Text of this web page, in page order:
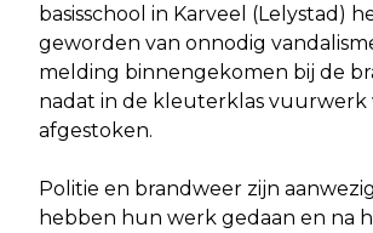
basisschool in Karveel (Lelystad)
geworden van onnodig
melding binnengekomen bij de
nadat in de kleuterklas vuurwerk
afgestoken.
Politie en brandweer zijn
hebben hun werk gedaan en na